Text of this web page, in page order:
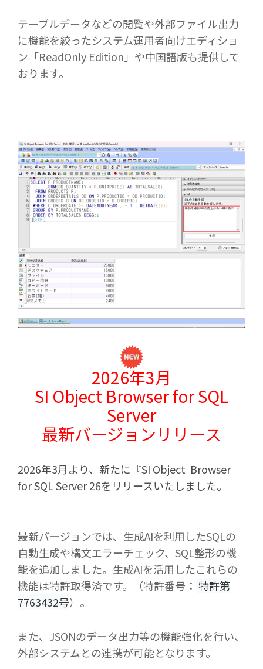
テーブルデータなどの閲覧や外部ファイル出力
に機能を絞ったシステム運用者向けエディショ
ン「ReadOnly Edition」や中国語版も提供して
おります。
2026年3月
SI Object Browser for SQL
Server
最新バージョンリリース
2026年3月より、新たに『SI Object Browser
for SQL Server 26をリリースいたしました。
最新バージョンでは、生成AIを利用したSQLの
自動生成や構文エラーチェック、 SQL整形の機
能を追加しました。生成AIを活用したこれらの
機能は特許取得済です。（特許番号： 特許第
7763432号）。
また、 JSONのデータ出力等の機能強化を行い、
外部システムとの連携が可能となります。